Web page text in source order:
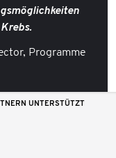
Programme
UNTERSTÜTZT